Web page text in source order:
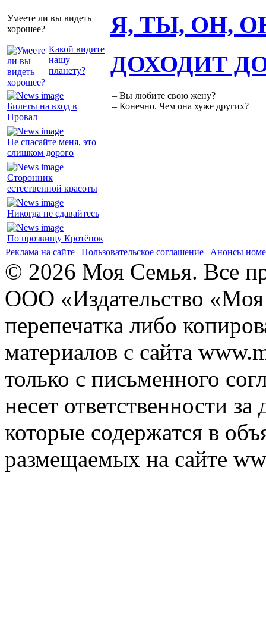
Умеете ли вы видеть
хорошее?
Какой видите
нашу
планету?
Я, ТЫ, ОН,
Билеты на вход в
Провал
Не спасайте меня, это
слишком дорого
Сторонник
естественной красоты
Никогда не сдавайтесь
По прозвищу Кротёнок
ДОХОДИТ
– Вы любите свою жену?
– Конечно. Чем она хуже других?
Реклама на сайте | Пользовательское соглашение | Анонсы
© 2026 Моя Семья. Все
ООО «Издательство
перепечатка либо
материалов с сайта
только с письменного
несет ответственности
которые содержатся в
размещаемых на сайте